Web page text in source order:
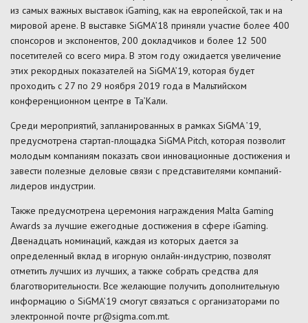
из самых важных выставок iGaming, как на европейской, так и на
мировой арене. В выставке SiGMA’18 приняли участие более 400
спонсоров и экспонентов, 200 докладчиков и более 12 500
посетителей со всего мира. В этом году ожидается увеличение
этих рекордных показателей на SiGMA’19, которая будет
проходить с 27 по 29 ноября 2019 года в Мальтийском
конференционном центре в Та’Кали.
Среди мероприятий, запланированных в рамках SiGMA ’19,
предусмотрена стартап-площадка SiGMA Pitch, которая позволит
молодым компаниям показать свои инновационные достижения и
завести полезные деловые связи с представителями компаний-
лидеров индустрии.
Также предусмотрена церемония награждения Malta Gaming
Awards за лучшие ежегодные достижения в сфере iGaming.
Двенадцать номинаций, каждая из которых дается за
определенный вклад в игорную онлайн-индустрию, позволят
отметить лучших из лучших, а также собрать средства для
благотворительности. Все желающие получить дополнительную
информацию о SiGMA’19 смогут связаться с организаторами по
электронной почте pr@sigma.com.mt.